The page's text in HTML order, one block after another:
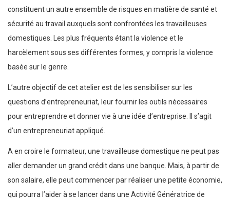
constituent un autre ensemble de risques en matière de santé et
sécurité au travail auxquels sont confrontées les travailleuses
domestiques. Les plus fréquents étant la violence et le
harcèlement sous ses différentes formes, y compris la violence
basée sur le genre.
L’autre objectif de cet atelier est de les sensibiliser sur les
questions d’entrepreneuriat, leur fournir les outils nécessaires
pour entreprendre et donner vie à une idée d’entreprise. Il s’agit
d’un entrepreneuriat appliqué.
A en croire le formateur, une travailleuse domestique ne peut pas
aller demander un grand crédit dans une banque. Mais, à partir de
son salaire, elle peut commencer par réaliser une petite économie,
qui pourra l’aider à se lancer dans une Activité Génératrice de